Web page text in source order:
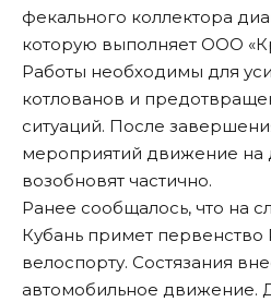
фекального коллектора
которую выполняет ООО
Работы необходимы для
котлованов и
ситуаций. После
мероприятий движение на
возобновят частично.
Ранее сообщалось, что на
Кубань примет первенство
велоспорту. Состязания
автомобильное движение.